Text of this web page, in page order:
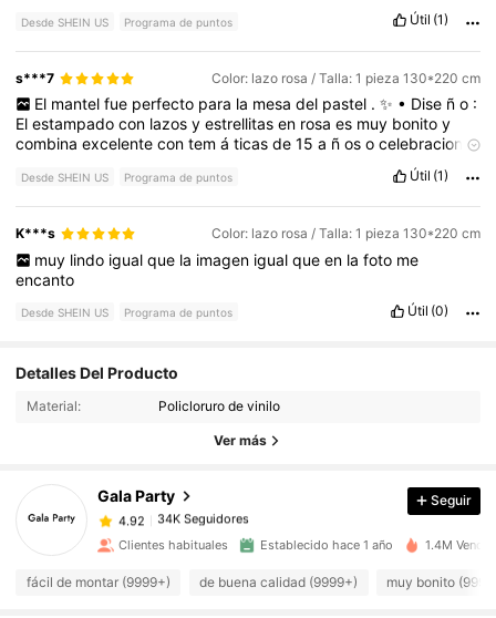
Desde SHEIN US Programa de puntos Útil (1)
s***7 Color: lazo rosa / Talla: 1 pieza 130*220 cm
El mantel fue perfecto para la mesa del pastel . ✨ • Dise ñ o :
Elestampadocon lazosyestrellitasen rosaes muy bonitoy
combinaexcelentecontemáticasde15a ñosocelebraciones
resistente
serompióni searrug ófácilmente Cubrebien
unamesaestándarycaeconbuenaformaenlosbordes.•
Practicidad
Es colocar retirar adem á sprotege
la
mesa demanchas migajas. 💖Engeneral, elmantel ledio
untoquealegreyelegantealadecoración,elevando
presentaci
comprarsinduda
Desde SHEIN US Programa de puntos Útil (1)
K***s Color: lazo rosa / Talla: 1 pieza 130*220 cm
muy lindo igual que la imagen igual que en la foto me
encanto
Desde SHEIN US Programa de puntos Útil (0)
Detalles Del Producto
Material: Policloruro de vinilo
Ver más
Gala Party
4.92 34K Seguidores
34K Seguidores
4.92 34K Seguidores
4.92 34K Seguidores
Seguir
Clientes habituales Establecido hace 1 año 1.4M
fácil de montar (9999+) de buena calidad (9999+) muy bonito